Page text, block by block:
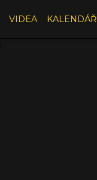
VIDEA KALENDÁŘ